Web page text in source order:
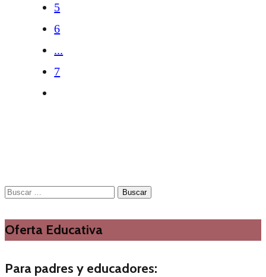
5
6
...
7
Buscar:
Oferta Educativa
Para padres y educadores: